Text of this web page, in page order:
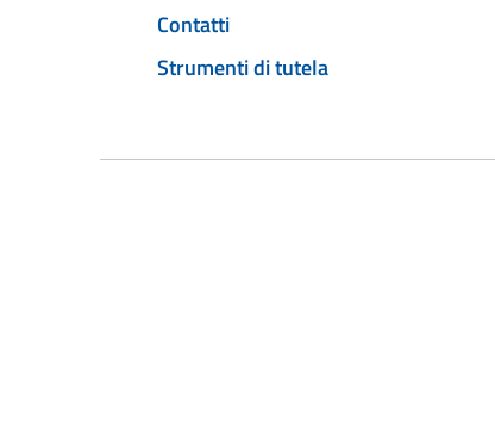
Contatti
Strumenti di tutela